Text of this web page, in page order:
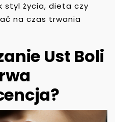
styl życia, dieta czy
na czas trwania
Ust Boli